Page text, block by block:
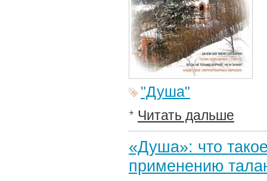
"Душа"
Читать дальше
«Душа»: что
применению